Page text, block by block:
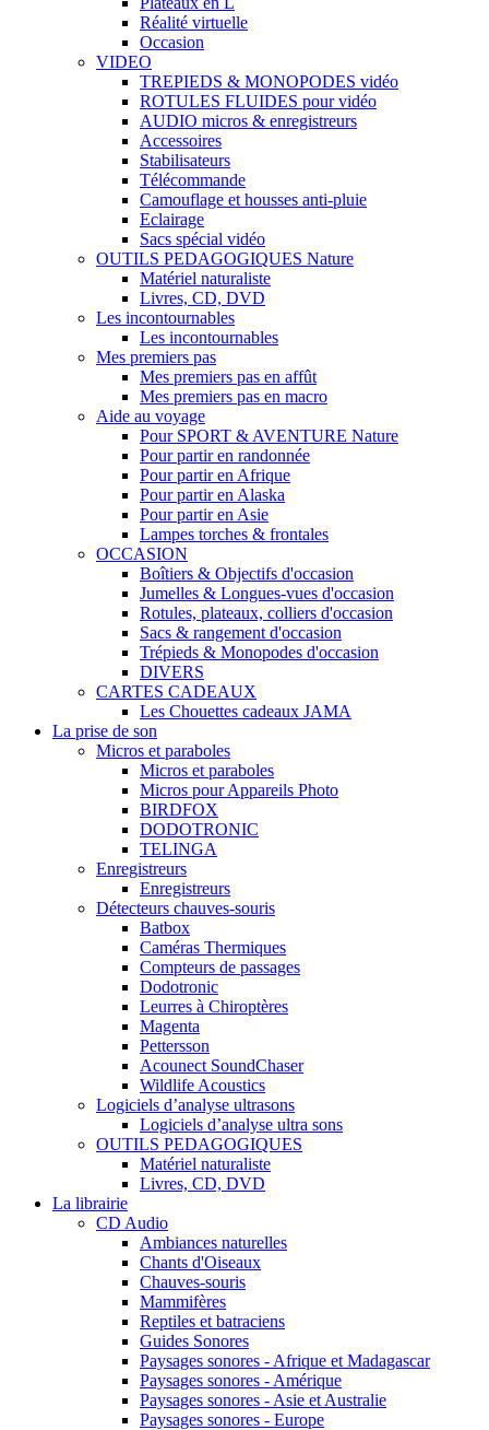
Réalité virtuelle
Occasion
VIDEO
TREPIEDS & MONOPODES vidéo
ROTULES FLUIDES pour vidéo
AUDIO micros & enregistreurs
Accessoires
Stabilisateurs
Télécommande
Camouflage et housses anti-pluie
Eclairage
Sacs spécial vidéo
OUTILS PEDAGOGIQUES Nature
Matériel naturaliste
Livres, CD, DVD
Les incontournables
Les incontournables
Mes premiers pas
Mes premiers pas en affût
Mes premiers pas en macro
Aide au voyage
Pour SPORT & AVENTURE Nature
Pour partir en randonnée
Pour partir en Afrique
Pour partir en Alaska
Pour partir en Asie
Lampes torches & frontales
OCCASION
Boîtiers & Objectifs d'occasion
Jumelles & Longues-vues d'occasion
Rotules, plateaux, colliers d'occasion
Sacs & rangement d'occasion
Trépieds & Monopodes d'occasion
DIVERS
CARTES CADEAUX
Les Chouettes cadeaux JAMA
La prise de son
Micros et paraboles
Micros et paraboles
Micros pour Appareils Photo
BIRDFOX
DODOTRONIC
TELINGA
Enregistreurs
Enregistreurs
Détecteurs chauves-souris
Batbox
Caméras Thermiques
Compteurs de passages
Dodotronic
Leurres à Chiroptères
Magenta
Pettersson
Acounect SoundChaser
Wildlife Acoustics
Logiciels d’analyse ultrasons
Logiciels d’analyse ultra sons
OUTILS PEDAGOGIQUES
Matériel naturaliste
Livres, CD, DVD
La librairie
CD Audio
Ambiances naturelles
Chants d'Oiseaux
Chauves-souris
Mammifères
Reptiles et batraciens
Guides Sonores
Paysages sonores - Afrique et Madagascar
Paysages sonores - Amérique
Paysages sonores - Asie et Australie
Paysages sonores - Europe